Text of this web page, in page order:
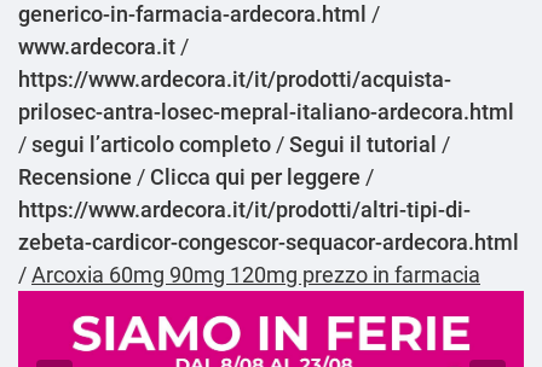
generico-in-farmacia-ardecora.html /
www.ardecora.it /
https://www.ardecora.it/it/prodotti/acquista-
prilosec-antra-losec-mepral-italiano-ardecora.html
/segui l’articolo completo /Segui il tutorial /
Recensione / Clicca qui per leggere /
https://www.ardecora.it/it/prodotti/altri-tipi-di-
zebeta-cardicor-congescor-sequacor-ardecora.html
/Arcoxia 60mg 90mg 120mg prezzo in farmacia